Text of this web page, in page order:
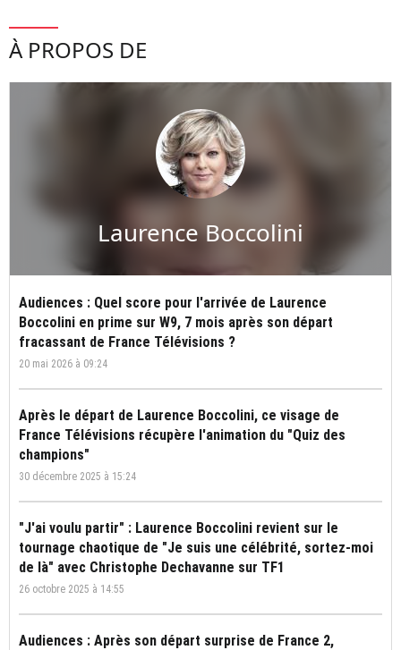
À PROPOS DE
Laurence Boccolini
Audiences : Quel score pour l'arrivée de Laurence
Boccolini en prime sur W9, 7 mois après son départ
fracassant de France Télévisions ?
20 mai 2026 à 09:24
Après le départ de Laurence Boccolini, ce visage de
France Télévisions récupère l'animation du "Quiz des
champions"
30 décembre 2025 à 15:24
"J'ai voulu partir" : Laurence Boccolini revient sur le
tournage chaotique de "Je suis une célébrité, sortez-moi
de là" avec Christophe Dechavanne sur TF1
26 octobre 2025 à 14:55
Audiences : Après son départ surprise de France 2,